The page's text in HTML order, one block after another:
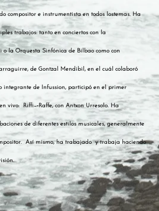
compositor e instrumentista en todos lostemas. Ha
trabajos: tanto en conciertos con la
o la Orquesta Sinfónica de Bilbao como con
de Gontzal Mendibil, en el cuál colaboró
integrante de Infussion, participó en el primer
vivo: Riffi–‐Raffe, con Antxon Urresolo. Ha
de diferentes estilos musicales, generalmente
Así mismo, ha trabajadoy trabaja haciendo